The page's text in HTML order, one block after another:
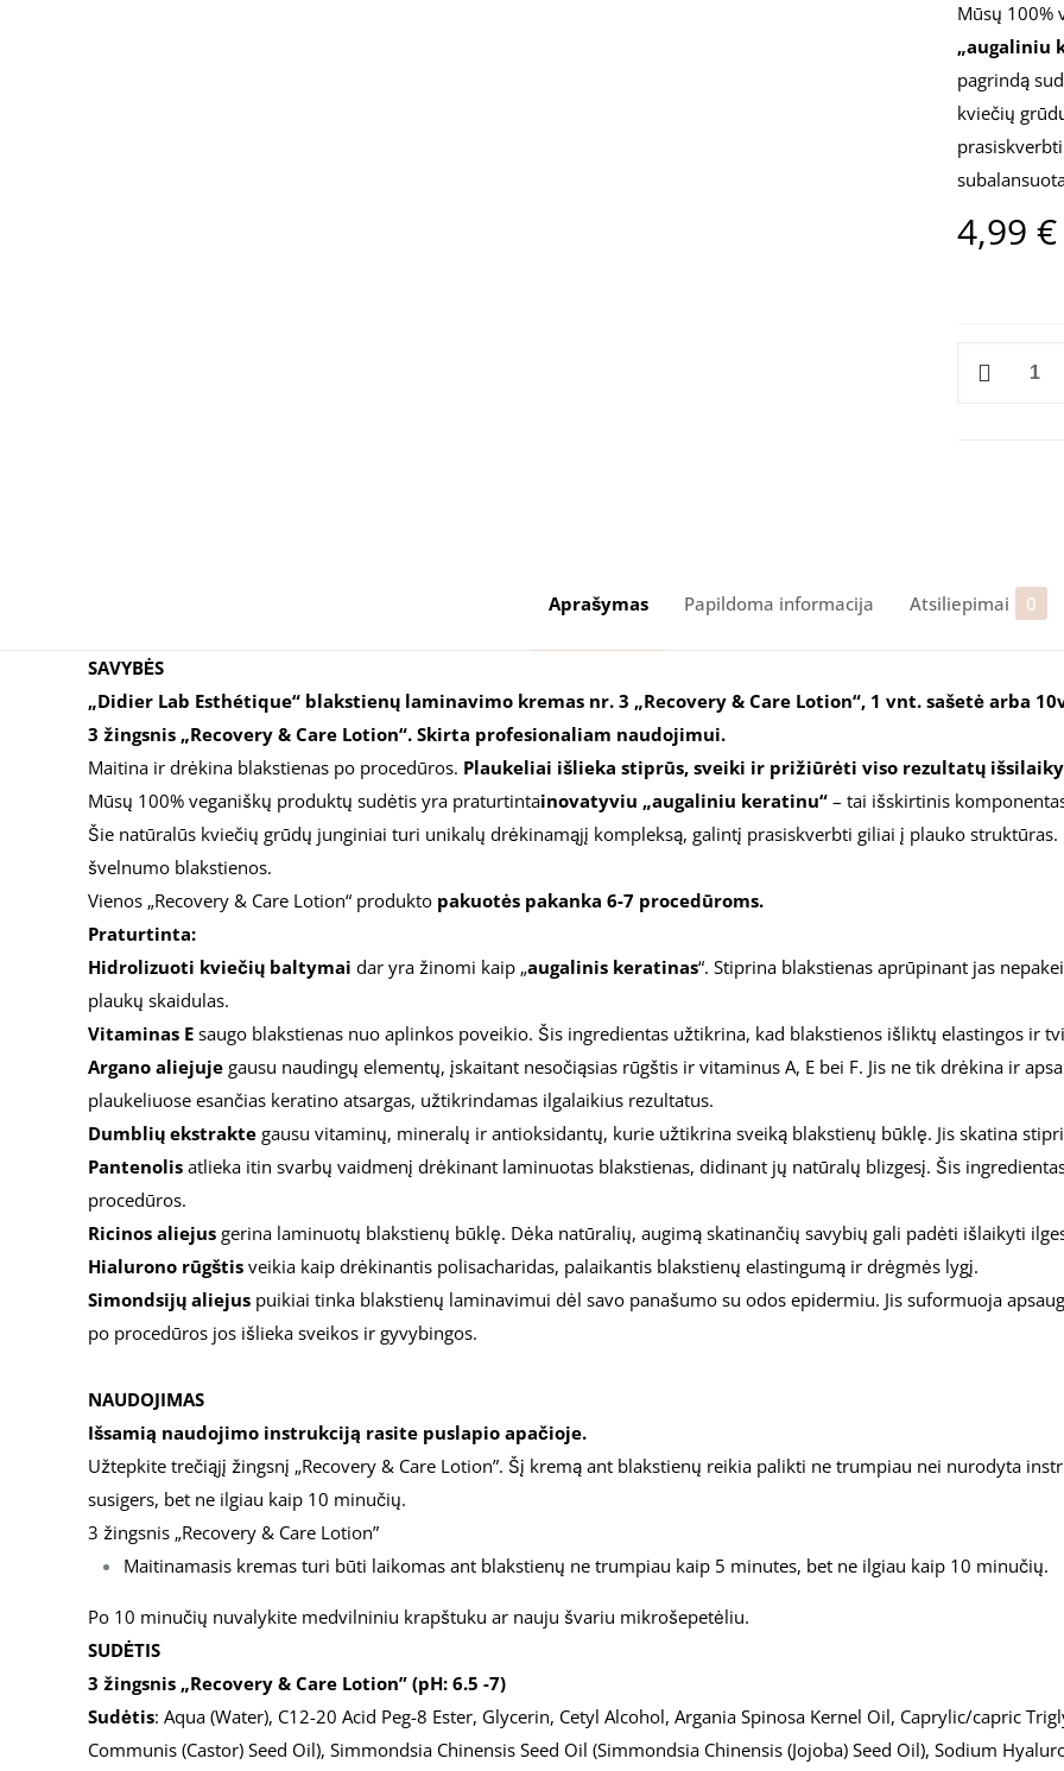
Mūsų 100%
„augaliniu
pagrindą
kviečių
4,99 €
KREMAS
„RECOVERY
CARE
LOTION“
Aprašymas Papildoma informacija Atsiliepimai 0
SAVYBĖS
„Didier Lab Esthétique“ blakstienų laminavimo kremas nr. 3 „Recovery & Care Lotion“, 1 vnt. sašetė arba
3 žingsnis „Recovery & Care Lotion“. Skirta profesionaliam naudojimui.
Maitina ir drėkina blakstienas po procedūros. Plaukeliai išlieka stiprūs, sveiki ir prižiūrėti viso rezultatų
Mūsų 100% veganiškų produktų sudėtis yra praturtintainovatyviu „augaliniu keratinu“ – tai išskirtinis
Šie natūralūs kviečių grūdų junginiai turi unikalų drėkinamąjį kompleksą, galintį prasiskverbti giliai į plauko
švelnumo blakstienos.
Vienos „Recovery & Care Lotion“ ​​produkto pakuotės pakanka 6-7 procedūroms.
Praturtinta:
Hidrolizuoti kviečių baltymaidar yra žinomi kaip „augalinis keratinas“. Stiprina blakstienas aprūpinant jas
plaukų skaidulas.
Vitaminas Esaugo blakstienas nuo aplinkos poveikio. Šis ingredientas užtikrina, kad blakstienos išliktų elastingos ir
Argano aliejuje gausu naudingų elementų, įskaitant nesočiąsias rūgštis ir vitaminus A, E bei F. Jis ne tik drėkina ir
plaukeliuose esančias keratino atsargas, užtikrindamas ilgalaikius rezultatus.
Dumblių ekstrakte gausu vitaminų, mineralų ir antioksidantų, kurie užtikrina sveiką blakstienų būklę. Jis skatina
Pantenolis atlieka itin svarbų vaidmenį drėkinant laminuotas blakstienas, didinant jų natūralų blizgesį. Šis
procedūros.
Ricinos aliejus gerina laminuotų blakstienų būklę. Dėka natūralių, augimą skatinančių savybių gali padėti išlaikyti
Hialurono rūgštis veikia kaip drėkinantis polisacharidas, palaikantis blakstienų elastingumą ir drėgmės lygį.
Simondsijų aliejus puikiai tinka blakstienų laminavimui dėl savo panašumo su odos epidermiu. Jis suformuoja
po procedūros jos išlieka sveikos ir gyvybingos.
NAUDOJIMAS
Išsamią naudojimo instrukciją rasite puslapio apačioje.
Užtepkite trečiąjį žingsnį „Recovery & Care Lotion”. Šį kremą ant blakstienų reikia palikti ne trumpiau nei nurodyta
susigers, bet ne ilgiau kaip 10 minučių.
3 žingsnis „Recovery & Care Lotion”
Maitinamasis kremas turi būti laikomas ant blakstienų ne trumpiau kaip 5 minutes, bet ne ilgiau kaip 10 minučių.
Po 10 minučių nuvalykite medvilniniu krapštuku ar nauju švariu mikrošepetėliu.
SUDĖTIS
3 žingsnis „Recovery & Care Lotion” (pH: 6.5 -7)
Sudėtis: Aqua (Water), C12-20 Acid Peg-8 Ester, Glycerin, Cetyl Alcohol, Argania Spinosa Kernel Oil, Caprylic/capric
Communis (Castor) Seed Oil), Simmondsia Chinensis Seed Oil (Simmondsia Chinensis (Jojoba) Seed Oil), Sodium